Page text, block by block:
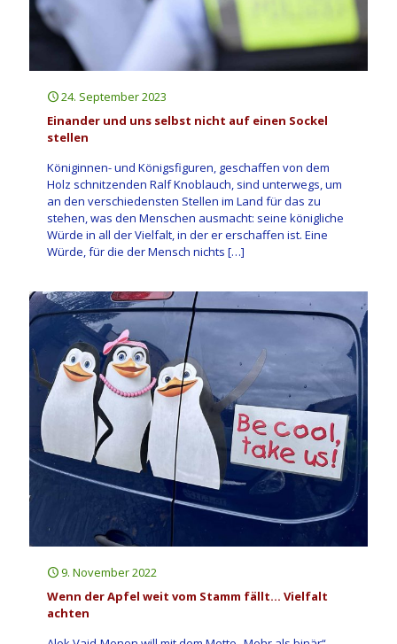
24. September 2023
Einander und uns selbst nicht auf einen Sockel
stellen
Königinnen- und Königsfiguren, geschaffen von dem
Holz schnitzenden Ralf Knoblauch, sind unterwegs, um
an den verschiedensten Stellen im Land für das zu
stehen, was den Menschen ausmacht: seine königliche
Würde in all der Vielfalt, in der er erschaffen ist. Eine
Würde, für die der Mensch nichts […]
9. November 2022
Wenn der Apfel weit vom Stamm fällt… Vielfalt
achten